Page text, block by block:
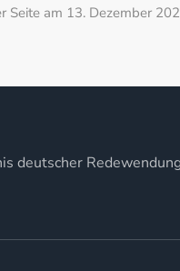
Seite am 13. Dezember
deutscher